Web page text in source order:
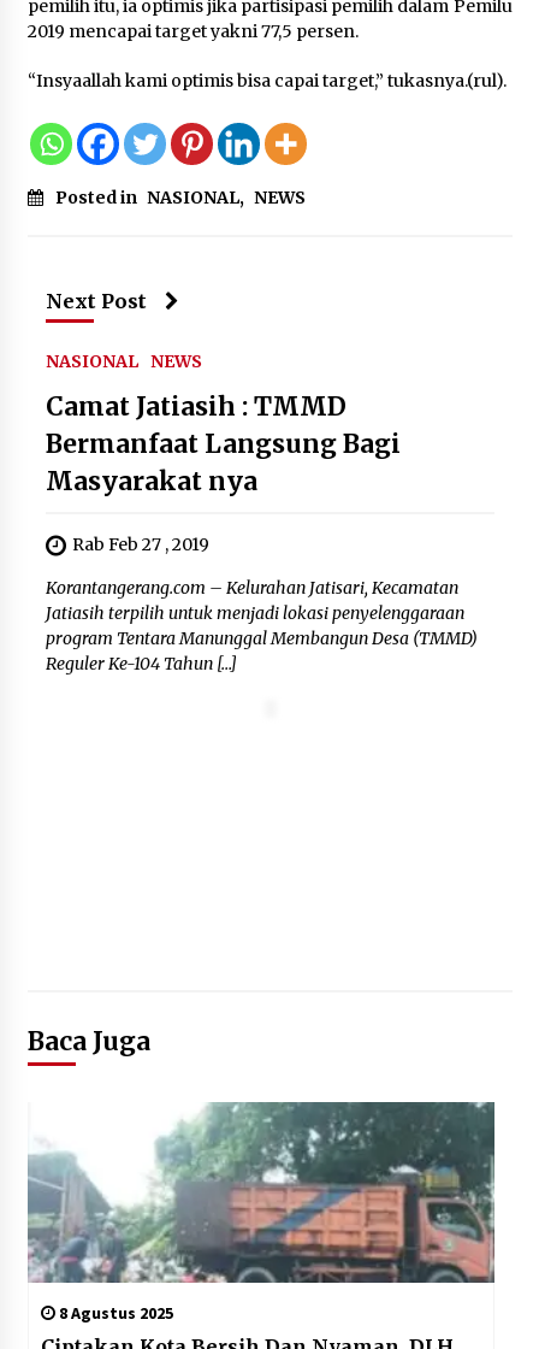
pemilih itu, ia optimis jika partisipasi pemilih dalam Pemilu
2019 mencapai target yakni 77,5 persen.
“Insyaallah kami optimis bisa capai target,” tukasnya.(rul).
Posted in NASIONAL, NEWS
Next Post
NASIONAL NEWS
Camat Jatiasih : TMMD
Bermanfaat Langsung Bagi
Masyarakat nya
Rab Feb 27 , 2019
Korantangerang.com – Kelurahan Jatisari, Kecamatan
Jatiasih terpilih untuk menjadi lokasi penyelenggaraan
program Tentara Manunggal Membangun Desa (TMMD)
Reguler Ke-104 Tahun […]
Baca Juga
8 Agustus 2025